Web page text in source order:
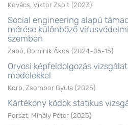
Kovács, Viktor Zsolt (2023)
Social engineering alapú
mérése különböző
szemben
Zabó, Dominik Ákos (2024-05-15)
Orvosi képfeldolgozás
modelekkel
Korb, Zsombor Gyula (2025)
Kártékony kódok statikus
Forszt, Mihály Péter (2025)